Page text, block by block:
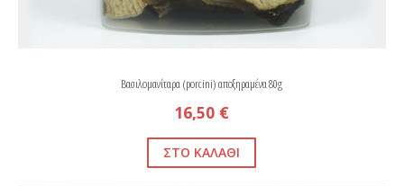
Βασιλομανίταρα (porcini) αποξηραμένα 80g
16,50 €